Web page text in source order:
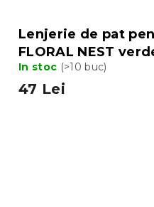
Lenjerie de pat
FLORAL NEST
In stoc (>10 buc)
47 Lei